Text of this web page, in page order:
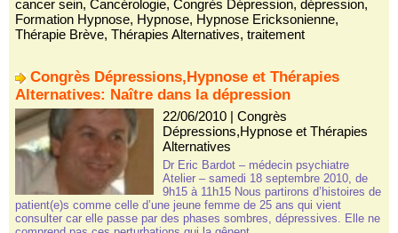
cancer sein, Cancérologie, Congrès Dépression, dépression,
Formation Hypnose, Hypnose, Hypnose Ericksonienne,
Thérapie Brève, Thérapies Alternatives, traitement
Congrès Dépressions,Hypnose et Thérapies
Alternatives: Naître dans la dépression
22/06/2010| Congrès
Dépressions,Hypnose et Thérapies
Alternatives
Dr Eric Bardot – médecin psychiatre
Atelier – samedi 18 septembre 2010, de
9h15 à 11h15 Nous partirons d’histoires de
patient(e)s comme celle d’une jeune femme de 25 ans qui vient
consulter car elle passe par des phases sombres, dépressives. Elle ne